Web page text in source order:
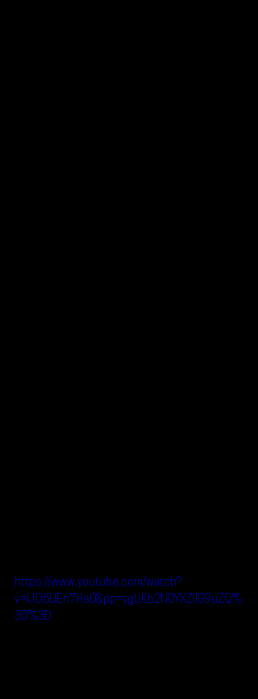
https://www.youtube.com/watch?
v=IJO6UEn7He0&pp=ygUKb2N0YXZlIG9uZQ%
3D%3D